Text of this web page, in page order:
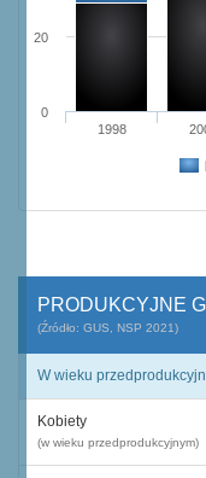
1998
0
20
PRODUKCYJNE
(Źródło: GUS, NSP 2021)
W wieku
Kobiety
(w wieku przedprodukcyjnym)